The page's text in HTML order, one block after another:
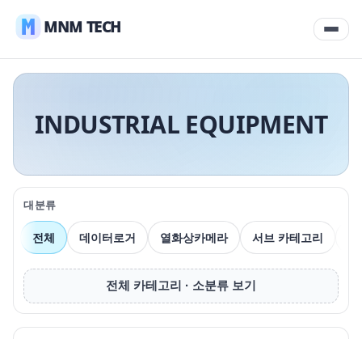
MNM TECH
INDUSTRIAL EQUIPMENT
대분류
전체 데이터로거 열화상카메라 서브 카테고리
전체 카테고리 · 소분류 보기